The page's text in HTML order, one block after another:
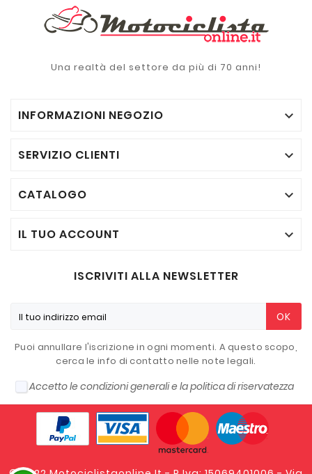
Una realtà del settore da più di 70 anni!
INFORMAZIONI NEGOZIO 
SERVIZIO CLIENTI 
CATALOGO 
IL TUO ACCOUNT 
ISCRIVITI ALLA NEWSLETTER
OK
Puoi annullare l'iscrizione in ogni momenti. A questo scopo,
cerca le info di contatto nelle note legali.
Accetto le condizioni generali e la politica di riservatezza